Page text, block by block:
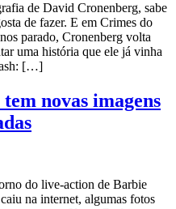
de David Cronenberg, sabe
de fazer. E em Crimes do
parado, Cronenberg volta
uma história que ele já vinha
[…]
novas imagens
do live-action de Barbie
na internet, algumas fotos